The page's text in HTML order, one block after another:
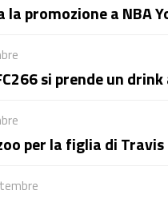
la promozione a NBA
si prende un
per la figlia di